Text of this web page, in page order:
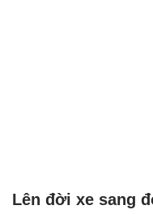
Lên đời xe sang